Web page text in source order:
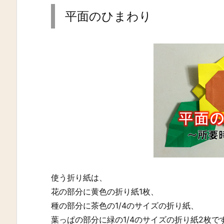
平面のひまわり
使う折り紙は、
花の部分に黄色の折り紙1枚、
種の部分に茶色の1/4のサイズの折り紙、
葉っぱの部分に緑の1/4のサイズの折り紙2枚で